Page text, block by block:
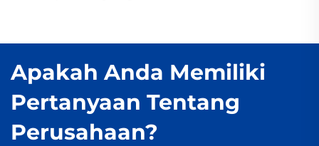
Apakah Anda Memiliki
Pertanyaan Tentang
Perusahaan?